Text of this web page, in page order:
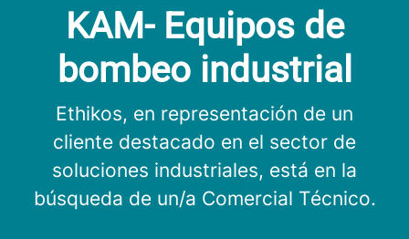
KAM- Equipos de
bombeo industrial
Ethikos, en representación de un
cliente destacado en el sector de
soluciones industriales, está en la
búsqueda de un/a Comercial Técnico.